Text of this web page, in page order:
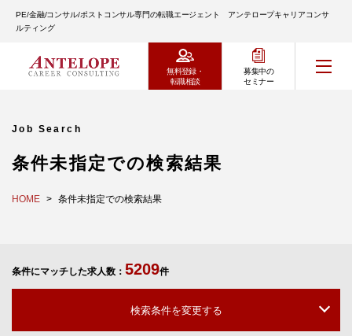
PE/金融/コンサル/ポストコンサル専門の転職エージェント アンテロープキャリアコンサ
ルティング
無料登録・
転職相談
募集中の
セミナー
Job Search
条件未指定での検索結果
HOME 条件未指定での検索結果
条件にマッチした求人数： 5209件
検索条件を変更する